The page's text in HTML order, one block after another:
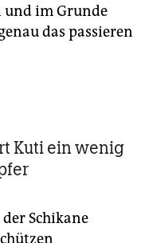
und im Grunde
das passieren
Kuti ein wenig
Schikane